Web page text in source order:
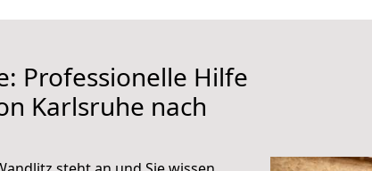
Professionelle Hilfe
Karlsruhe nach